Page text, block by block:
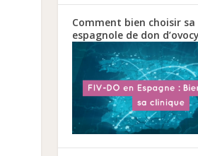
Comment bien choisir
espagnole de don